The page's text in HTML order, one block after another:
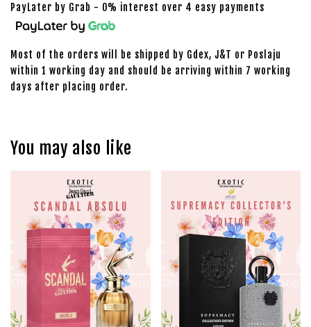
PayLater by Grab - 0% interest over 4 easy payments
Most of the orders will be shipped by Gdex, J&T or Poslaju
within 1 working day and should be arriving within 7 working
days after placing order.
You may also like